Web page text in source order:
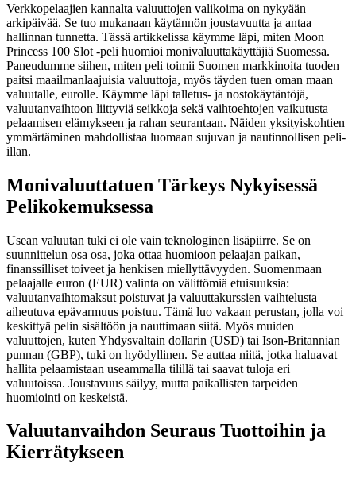
Verkkopelaajien kannalta valuuttojen valikoima on nykyään
arkipäivää. Se tuo mukanaan käytännön joustavuutta ja antaa
hallinnan tunnetta. Tässä artikkelissa käymme läpi, miten Moon
Princess 100 Slot -peli huomioi monivaluuttakäyttäjiä Suomessa.
Paneudumme siihen, miten peli toimii Suomen markkinoita tuoden
paitsi maailmanlaajuisia valuuttoja, myös täyden tuen oman maan
valuutalle, eurolle. Käymme läpi talletus- ja nostokäytäntöjä,
valuutanvaihtoon liittyviä seikkoja sekä vaihtoehtojen vaikutusta
pelaamisen elämykseen ja rahan seurantaan. Näiden yksityiskohtien
ymmärtäminen mahdollistaa luomaan sujuvan ja nautinnollisen peli-
illan.
Monivaluuttatuen Tärkeys Nykyisessä
Pelikokemuksessa
Usean valuutan tuki ei ole vain teknologinen lisäpiirre. Se on
suunnittelun osa osa, joka ottaa huomioon pelaajan paikan,
finanssilliset toiveet ja henkisen miellyttävyyden. Suomenmaan
pelaajalle euron (EUR) valinta on välittömiä etuisuuksia:
valuutanvaihtomaksut poistuvat ja valuuttakurssien vaihtelusta
aiheutuva epävarmuus poistuu. Tämä luo vakaan perustan, jolla voi
keskittyä pelin sisältöön ja nauttimaan siitä. Myös muiden
valuuttojen, kuten Yhdysvaltain dollarin (USD) tai Ison-Britannian
punnan (GBP), tuki on hyödyllinen. Se auttaa niitä, jotka haluavat
hallita pelaamistaan useammalla tilillä tai saavat tuloja eri
valuutoissa. Joustavuus säilyy, mutta paikallisten tarpeiden
huomiointi on keskeistä.
Valuutanvaihdon Seuraus Tuottoihin ja
Kierrätykseen